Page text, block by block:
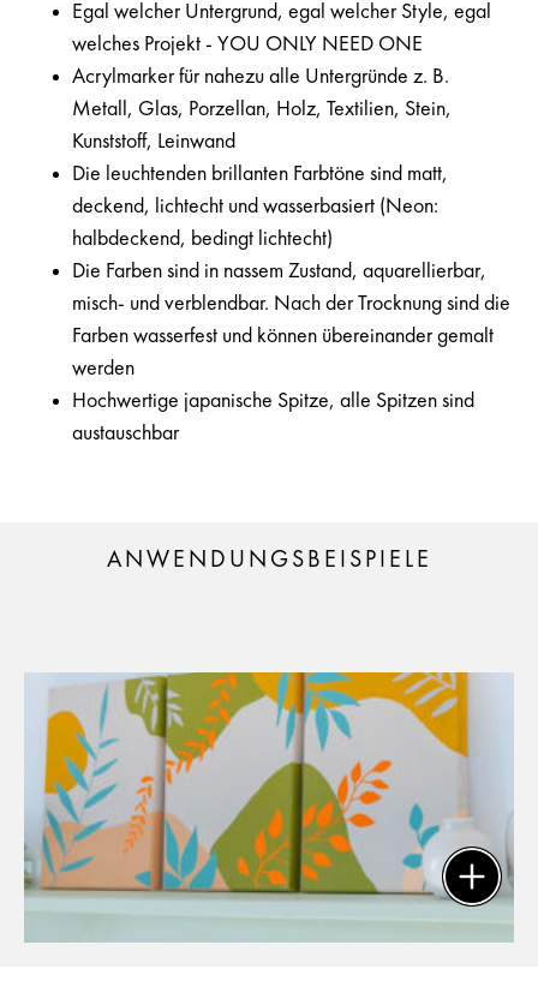
Egal welcher Untergrund, egal welcher Style, egal
welches Projekt - YOU ONLY NEED ONE
Acrylmarker für nahezu alle Untergründe z. B.
Metall, Glas, Porzellan, Holz, Textilien, Stein,
Kunststoff, Leinwand
Die leuchtenden brillanten Farbtöne sind matt,
deckend, lichtecht und wasserbasiert (Neon:
halbdeckend, bedingt lichtecht)
Die Farben sind in nassem Zustand, aquarellierbar,
misch- und verblendbar. Nach der Trocknung sind die
Farben wasserfest und können übereinander gemalt
werden
Hochwertige japanische Spitze, alle Spitzen sind
austauschbar
ANWENDUNGSBEISPIELE